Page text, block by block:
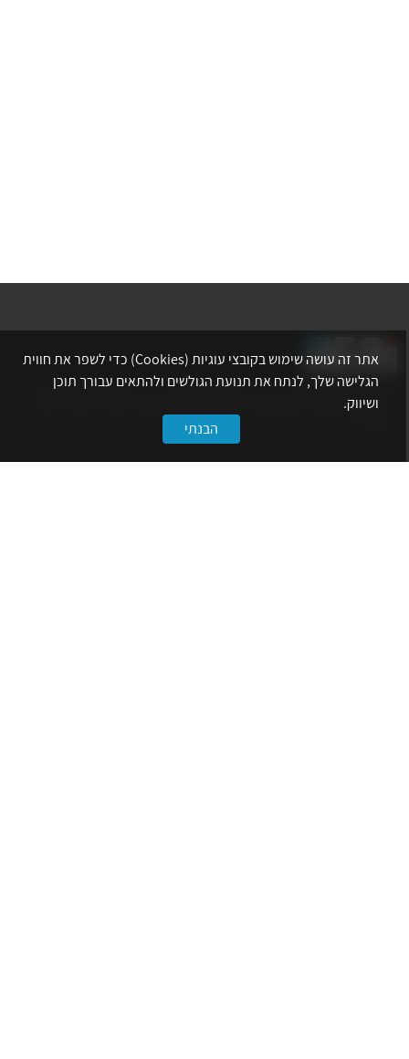
אתר לשכת המהנדסים, האדריכלים והאקדמאים בעלי המקצועות הטכנולוגיים
מרכז את הפעילויות המקצועיות, ההשתלמויות, ההטבות ואירועי הפנאי לאנשי
אתר זה עושה שימוש בקובצי עוגיות (Cookies) כדי לשפר את חווית
הגלישה שלך, לנתח את תנועת הגולשים ולהתאים עבורך תוכן
ושיווק.
הבנתי